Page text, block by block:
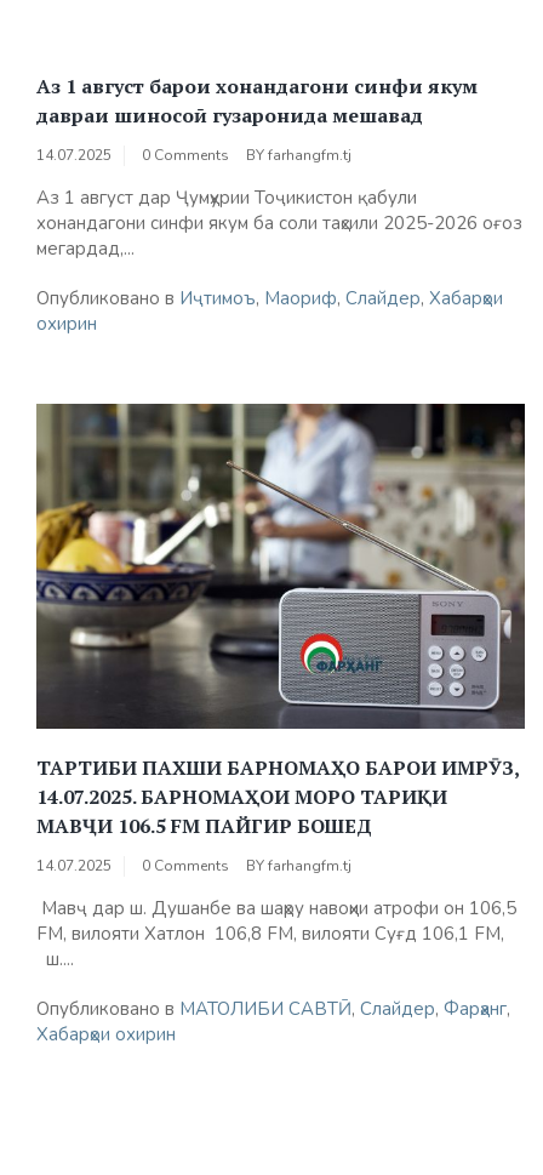
Аз 1 август барои хонандагони синфи якум
давраи шиносоӣ гузаронида мешавад
14.07.2025 0 Comments BYfarhangfm.tj
Аз 1 август дар Ҷумҳурии Тоҷикистон қабули
хонандагони синфи якум ба соли таҳсили 2025-2026 оғоз
мегардад,...
Опубликовано в Иҷтимоъ, Маориф, Слайдер, Хабарҳои
охирин
ТАРТИБИ ПАХШИ БАРНОМАҲО БАРОИ ИМРӮЗ,
14.07.2025. БАРНОМАҲОИ МОРО ТАРИҚИ
МАВҶИ 106.5 FM ПАЙГИР БОШЕД
14.07.2025 0 Comments BYfarhangfm.tj
Мавҷ дар ш. Душанбе ва шаҳру навоҳии атрофи он 106,5
FM, вилояти Хатлон 106,8 FМ, вилояти Суғд 106,1 FM,
ш....
Опубликовано в МАТОЛИБИ САВТӢ, Слайдер, Фарҳанг,
Хабарҳои охирин